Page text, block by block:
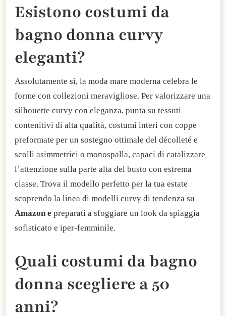
​Esistono costumi da
bagno donna curvy
eleganti?​
Assolutamente sì, la moda mare moderna celebra le
forme con collezioni meravigliose. Per valorizzare una
silhouette curvy con eleganza, punta su tessuti
contenitivi di alta qualità, costumi interi con coppe
preformate per un sostegno ottimale del décolleté e
scolli asimmetrici o monospalla, capaci di catalizzare
l’attenzione sulla parte alta del busto con estrema
classe.​ Trova il modello perfetto per la tua estate
scoprendo la linea di modelli curvy di tendenza su
Amazon e preparati a sfoggiare un look da spiaggia
sofisticato e iper-femminile.
Quali costumi da bagno
donna scegliere a 50
anni?​